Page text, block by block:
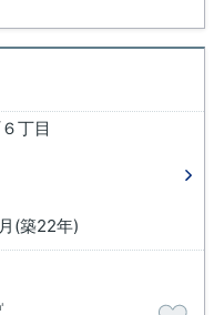
丁目
(築22年)